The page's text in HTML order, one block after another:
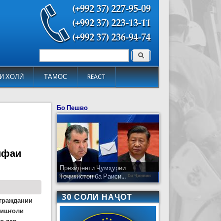
ХОЛӢ ТАМОС REACT
Форма поиска Поиск
Бо Пешво
Президенти Ҷумҳурии
Тоҷикистон ба Раиси...
30 СОЛИ НАҶОТ